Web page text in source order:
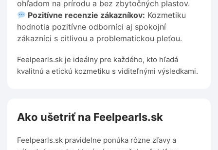
ohľadom na prírodu a bez zbytočných plastov.
Pozitívne recenzie zákazníkov: Kozmetiku
hodnotia pozitívne odborníci aj spokojní
zákazníci s citlivou a problematickou pleťou.
Feelpearls.sk je ideálny pre každého, kto hľadá
kvalitnú a etickú kozmetiku s viditeľnými výsledkami.
Ako ušetriť na Feelpearls.sk
Feelpearls.sk pravidelne ponúka rôzne zľavy a